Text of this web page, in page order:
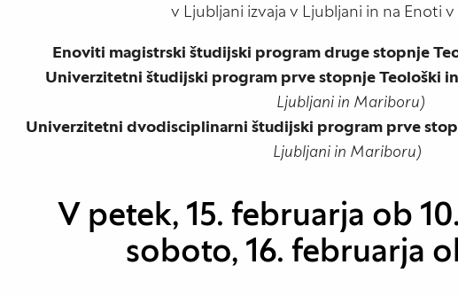
v Ljubljani izvaja v Ljubljani in na Enoti
Enoviti magistrski študijski program druge stopnje
Univerzitetni študijski program prve stopnje Teološki
Ljubljani in Mariboru)
Univerzitetni dvodisciplinarni študijski program prve
Ljubljani in Mariboru)
V petek, 15. februarja ob
soboto, 16. februarja